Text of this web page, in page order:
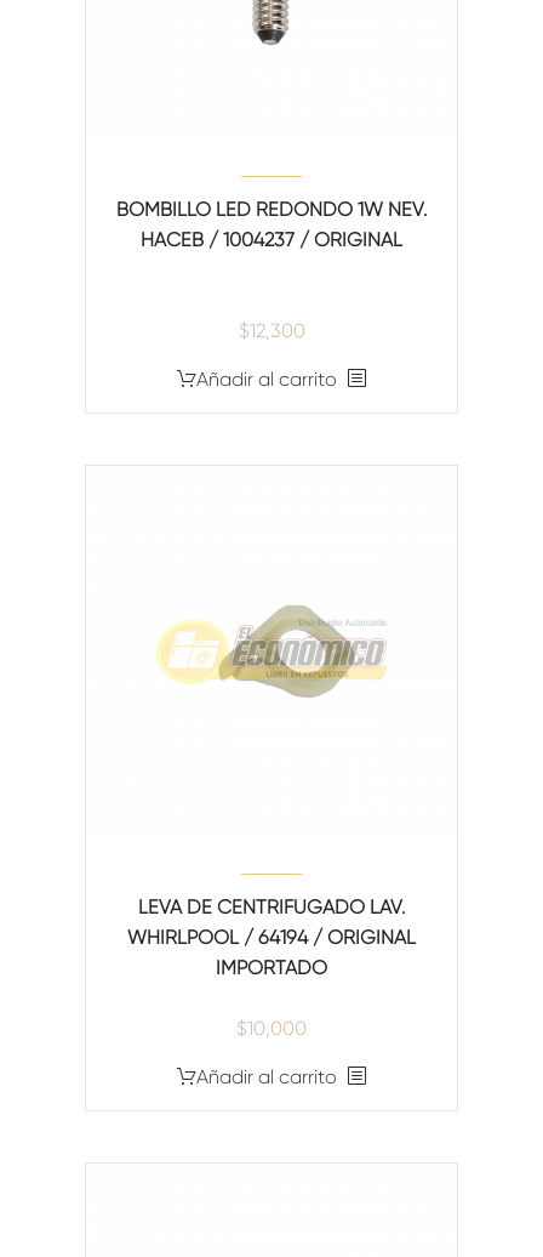
BOMBILLO LED REDONDO 1W NEV.
HACEB / 1004237 / ORIGINAL
$12,300
Añadir al carrito
LEVA DE CENTRIFUGADO LAV.
WHIRLPOOL / 64194 / ORIGINAL
IMPORTADO
$10,000
Añadir al carrito